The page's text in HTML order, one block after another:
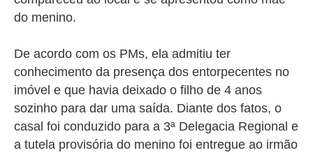
do menino.
De acordo com os PMs, ela admitiu ter
conhecimento da presença dos entorpecentes no
imóvel e que havia deixado o filho de 4 anos
sozinho para dar uma saída. Diante dos fatos, o
casal foi conduzido para a 3ª Delegacia Regional e
a tutela provisória do menino foi entregue ao irmão